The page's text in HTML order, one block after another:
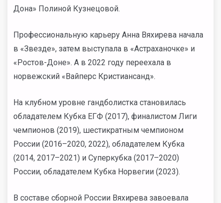
Дона» Полиной Кузнецовой.
Профессиональную карьеру Анна Вяхирева начала
в «Звезде», затем выступала в «Астраханочке» и
«Ростов-Доне». А в 2022 году переехала в
норвежский «Вайперс Кристиансанд».
На клубном уровне гандболистка становилась
обладателем Кубка ЕГФ (2017), финалистом Лиги
чемпионов (2019), шестикратным чемпионом
России (2016–2020, 2022), обладателем Кубка
(2014, 2017–2021) и Суперкубка (2017–2020)
России, обладателем Кубка Норвегии (2023).
В составе сборной России Вяхирева завоевала